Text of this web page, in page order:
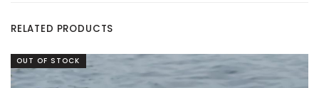
RELATED PRODUCTS
OUT OF STOCK